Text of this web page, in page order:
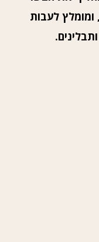
לעבות